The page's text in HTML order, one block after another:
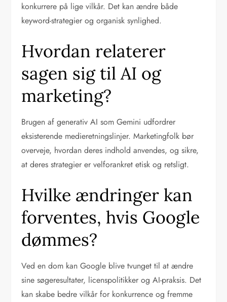
konkurrere på lige vilkår. Det kan ændre både
keyword-strategier og organisk synlighed.
Hvordan relaterer
sagen sig til AI og
marketing?
Brugen af generativ AI som Gemini udfordrer
eksisterende medieretningslinjer. Marketingfolk bør
overveje, hvordan deres indhold anvendes, og sikre,
at deres strategier er velforankret etisk og retsligt.
Hvilke ændringer kan
forventes, hvis Google
dømmes?
Ved en dom kan Google blive tvunget til at ændre
sine søgeresultater, licenspolitikker og AI-praksis. Det
kan skabe bedre vilkår for konkurrence og fremme